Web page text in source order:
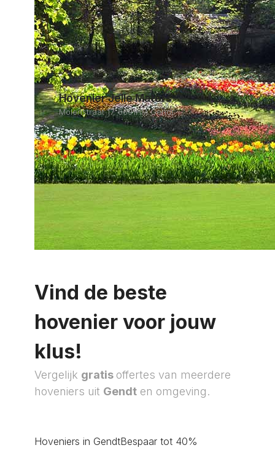
Hovenier Jelle Maters
Molenstraat 17, 6691HM Gendt
Vind de beste
hovenier voor jouw
klus!
Vergelijk gratis offertes van meerdere
hoveniers uit Gendt en omgeving.
Hoveniers in GendtBespaar tot 40%